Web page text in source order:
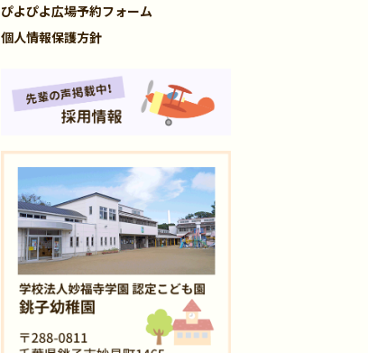
ぴよぴよ広場予約フォーム
個人情報保護方針